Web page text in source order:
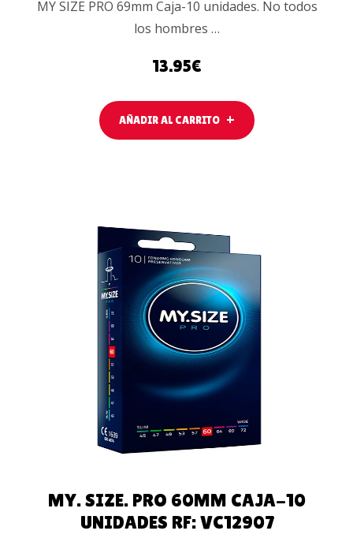
MY SIZE PRO 69mm Caja-10 unidades. No todos
los hombres …
13.95€
AÑADIR AL CARRITO
AÑADIR AL
CARRITO
MY. SIZE. PRO 60MM CAJA-10
UNIDADES RF: VC12907